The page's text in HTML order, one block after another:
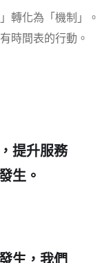
轉化為「機制」。
時間表的行動。
提升服務
生。
生，我們